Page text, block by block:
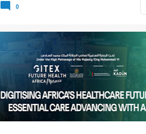
et de la communication au Maroc confirme
0